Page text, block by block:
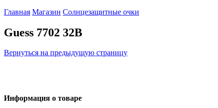
Главная Магазин Солнцезащитные очки
Guess 7702 32B
Вернуться на предыдущую страницу
Информация о товаре